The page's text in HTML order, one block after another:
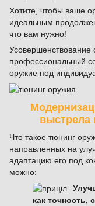
Хотите, чтобы ваше
идеальным
что вам нужно!
Усовершенствование
профессиональный
оружие под
выстрела
Что такое тюнинг
направленных на
адаптацию его под
можно:
как точность,